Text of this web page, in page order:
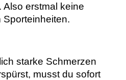
Also erstmal keine
starke Schmerzen
musst du sofort